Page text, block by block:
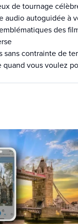
de tournage
audio autoguidée à
des
sans contrainte de
quand vous voulez